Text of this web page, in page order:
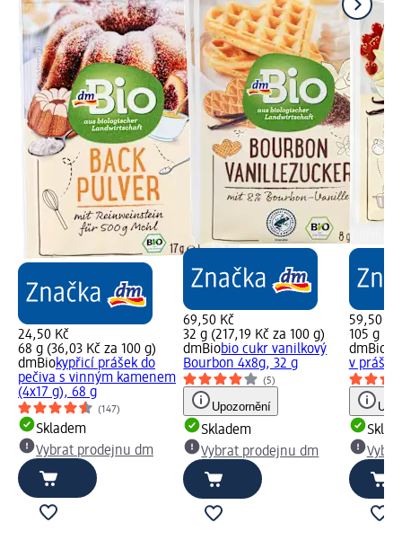
24,50 Kč
68 g (36,03 Kč za 100 g)
dmBiokypřicí prášek do
pečiva s vinným kamenem
(4x17 g), 68 g
(147)
Skladem
Vybrat prodejnu dm
69,50 Kč
32 g (217,19 Kč za 100 g)
dmBiobio cukr vanilkový
Bourbon 4x8g, 32 g
(5)
Upozornění
Skladem
Vybrat prodejnu dm
59,50 Kč
105 g
dmBio
v prášku